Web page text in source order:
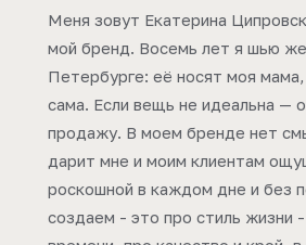
Меня зовут Екатерина
мой бренд. Восемь лет я шью
Петербурге: её носят моя
сама. Если вещь не идеальна —
продажу. В моем бренде нет
дарит мне и моим клиентам
роскошной в каждом дне и без
создаем - это про стиль жизни